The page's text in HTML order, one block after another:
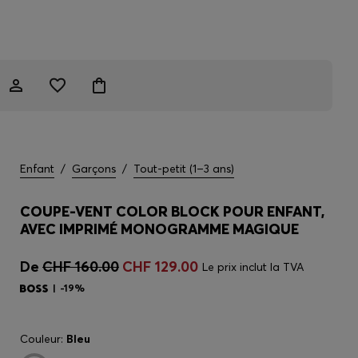
Enfant / Garçons / Tout-petit (1–3 ans)
COUPE-VENT COLOR BLOCK POUR ENFANT,
AVEC IMPRIMÉ MONOGRAMME MAGIQUE
De CHF 160.00 CHF 129.00 Le prix inclut la TVA
-19%
Couleur: Bleu